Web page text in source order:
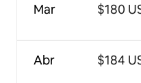
Mar
Abr
$180
$184